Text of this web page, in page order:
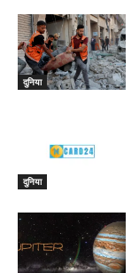
दुनिया
दुनिया